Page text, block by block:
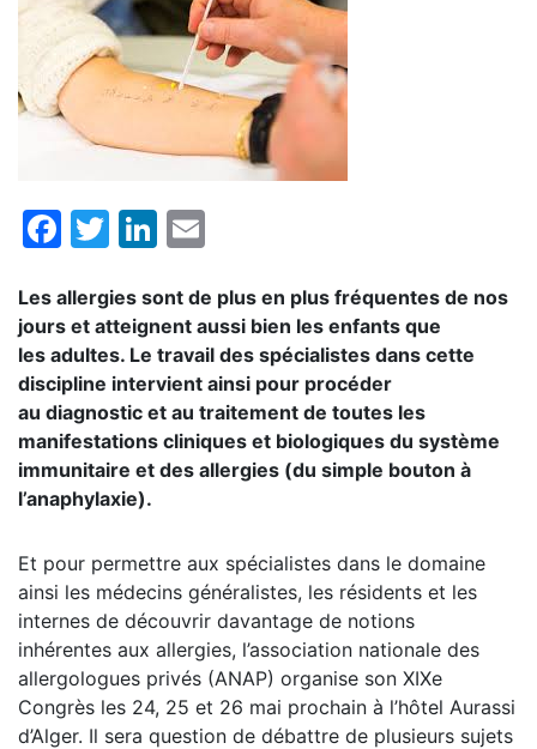
Facebook
TwitterLinkedIn
Les allergies sont de plus en plus fréquentes de nos
jours et atteignent aussi bien les enfants que
les adultes. Le travail des spécialistes dans cette
discipline intervient ainsi pour procéder
au diagnostic et au traitement de toutes les
manifestations cliniques et biologiques du système
immunitaire et des allergies (du simple bouton à
l’anaphylaxie).
Et pour permettre aux spécialistes dans le domaine
ainsi les médecins généralistes, les résidents et les
internes de découvrir davantage de notions
inhérentes aux allergies, l’association nationale des
allergologues privés (ANAP) organise son XIXe
Congrès les 24, 25 et 26 mai prochain à l’hôtel Aurassi
d’Alger. Il sera question de débattre de plusieurs sujets